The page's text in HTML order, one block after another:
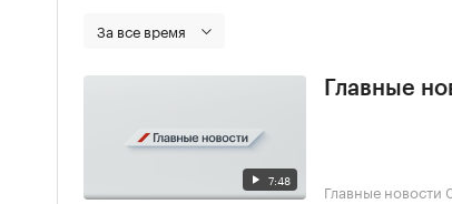
За все время
7:48
Главные
Главные новости